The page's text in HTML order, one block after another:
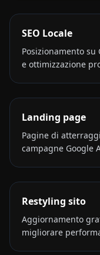
SEO Locale
Posizionamento
e ottimizzazione
Landing page
Pagine di
campagne Google
Restyling sito
Aggiornamento
migliorare